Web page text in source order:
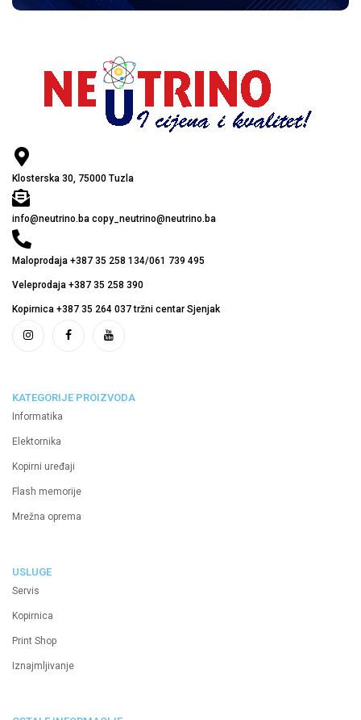
Klosterska 30, 75000 Tuzla
info@neutrino.ba copy_neutrino@neutrino.ba
Maloprodaja +387 35 258 134/061 739 495
Veleprodaja +387 35 258 390
Kopirnica +387 35 264 037 tržni centar Sjenjak
KATEGORIJE PROIZVODA
Informatika
Elektornika
Kopirni uređaji
Flash memorije
Mrežna oprema
USLUGE
Servis
Kopirnica
Print Shop
Iznajmljivanje